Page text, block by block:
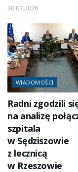
30.07.2026
WIADOMOŚCI
Radni zgodzili
na analizę
szpitala
w Sędziszowie
z lecznicą
w Rzeszowie